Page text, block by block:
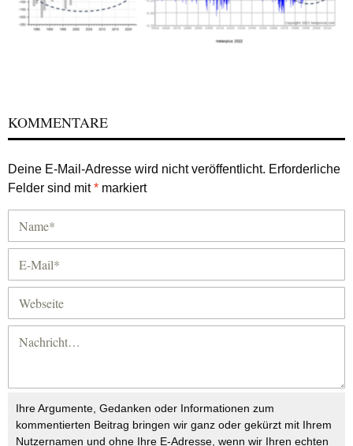
KOMMENTARE
Deine E-Mail-Adresse wird nicht veröffentlicht. Erforderliche
Felder sind mit* markiert
Ihre Argumente, Gedanken oder Informationen zum
kommentierten Beitrag bringen wir ganz oder gekürzt mit Ihrem
Nutzernamen und ohne Ihre E-Adresse, wenn wir Ihren echten